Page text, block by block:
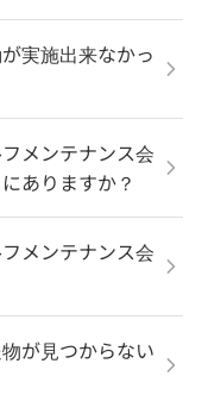
実施出来なかっ
メンテナンス会
ありますか？
メンテナンス会
が見つからない